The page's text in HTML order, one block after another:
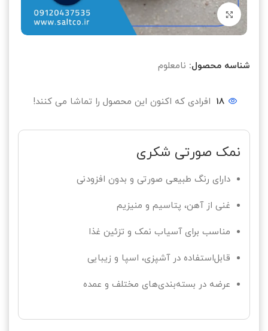
بزرگنمایی تصویر
شناسه محصول: نامعلوم
18 افرادی که اکنون این محصول را تماشا می کنند!
نمک صورتی شکری
دارای رنگ طبیعی صورتی و بدون افزودنی
غنی از آهن، پتاسیم و منیزیم
مناسب برای آسیاب نمک و تزئین غذا
قابل‌استفاده در آشپزی، اسپا و زیبایی
عرضه در بسته‌بندی‌های مختلف و عمده